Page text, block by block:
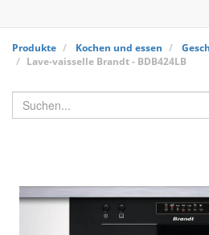
Produkte Kochen und essen
Lave-vaisselle Brandt- BDB424LB